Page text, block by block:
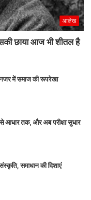
आलेख
छाया आज भी शीतल है
नजर में समाज की रूपरेखा
आधार तक, और अब परीक्षा सुधार
समाधान की दिशाएं